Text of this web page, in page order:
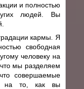
и полностью
людей. Вы
кармы. Я
свободная
человеку на
мы разделяем
совершаемые
на то, как вы